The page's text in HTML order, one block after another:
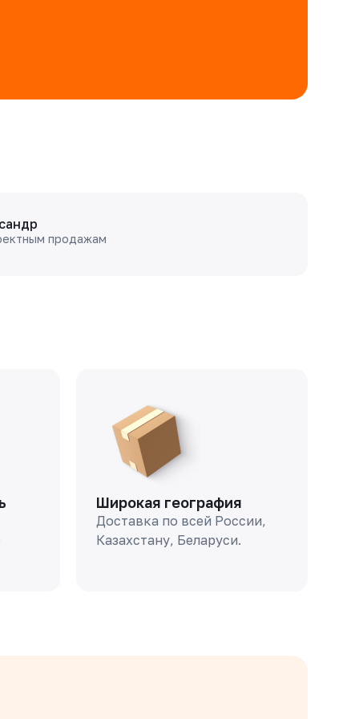
продажам
Широкая география
Доставка по всей России,
Казахстану, Беларуси.